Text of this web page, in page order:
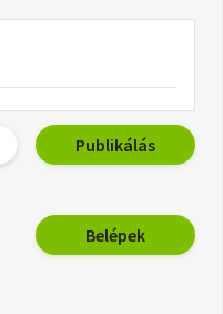
Publikálás
Belépek